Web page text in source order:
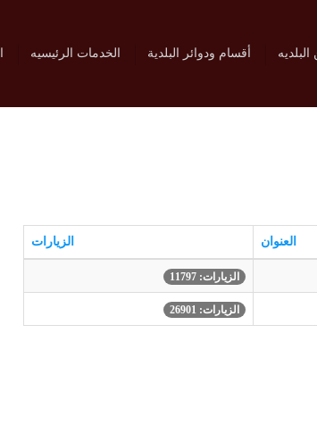
أقسام ودوائر البلدية الخدمات الرئيسيه
العنوان الزيارات
الزيارات: 11797
الزيارات: 26901